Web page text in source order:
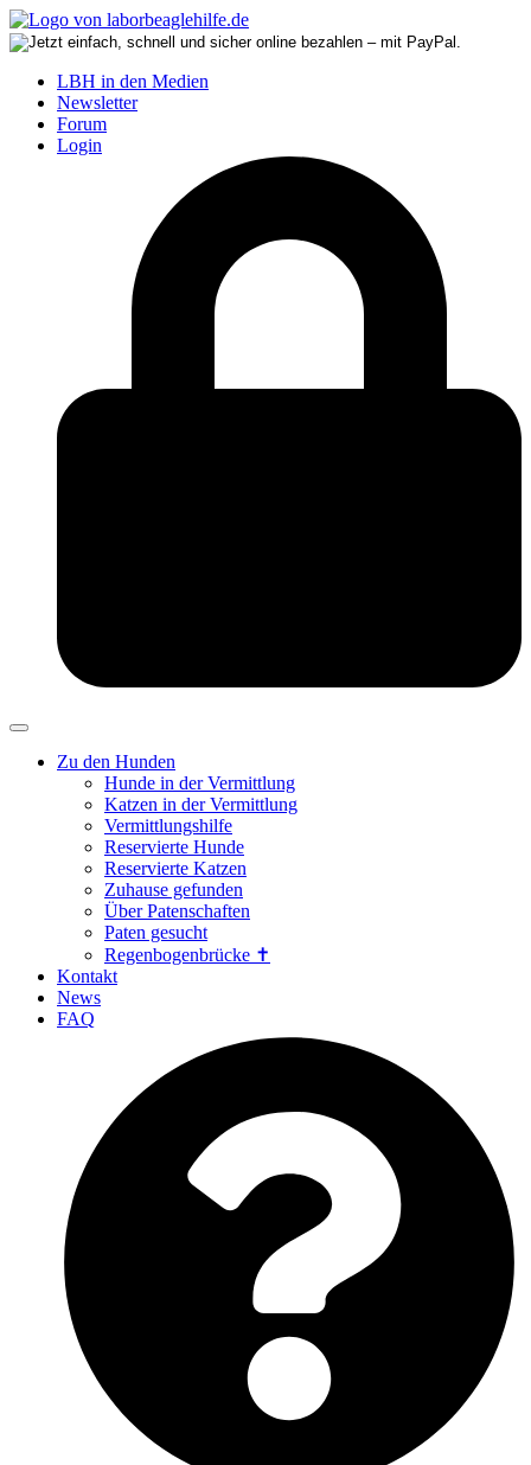
LBH in den Medien
Newsletter
Forum
Login
Zu den Hunden
Hunde in der Vermittlung
Katzen in der Vermittlung
Vermittlungshilfe
Reservierte Hunde
Reservierte Katzen
Zuhause gefunden
Über Patenschaften
Paten gesucht
Regenbogenbrücke ✝
Kontakt
News
FAQ